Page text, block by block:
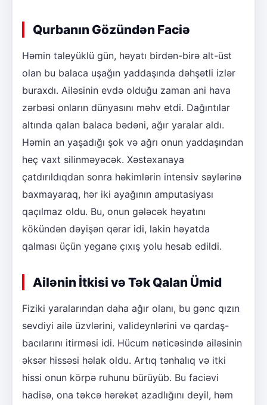
Qurbanın Gözündən Faciə
Həmin taleyüklü gün, həyatı birdən-birə alt-üst
olan bu balaca uşağın yaddaşında dəhşətli izlər
buraxdı. Ailəsinin evdə olduğu zaman ani hava
zərbəsi onların dünyasını məhv etdi. Dağıntılar
altında qalan balaca bədəni, ağır yaralar aldı.
Həmin an yaşadığı şok və ağrı onun yaddaşından
heç vaxt silinməyəcək. Xəstəxanaya
çatdırıldıqdan sonra həkimlərin intensiv səylərinə
baxmayaraq, hər iki ayağının amputasiyası
qaçılmaz oldu. Bu, onun gələcək həyatını
kökündən dəyişən qərar idi, lakin həyatda
qalması üçün yeganə çıxış yolu hesab edildi.
Ailənin İtkisi və Tək Qalan Ümid
Fiziki yaralarından daha ağır olanı, bu gənc qızın
sevdiyi ailə üzvlərini, valideynlərini və qardaş-
bacılarını itirməsi idi. Hücum nəticəsində ailəsinin
əksər hissəsi həlak oldu. Artıq tənhalıq və itki
hissi onun körpə ruhunu bürüyüb. Bu faciəvi
hadisə, ona təkcə hərəkət azadlığını deyil, həm